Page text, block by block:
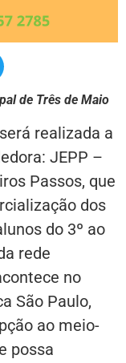
de Três de Maio
realizada a
JEPP –
Passos, que
dos
do 3º ao
rede
no
São Paulo,
ao meio-
possa